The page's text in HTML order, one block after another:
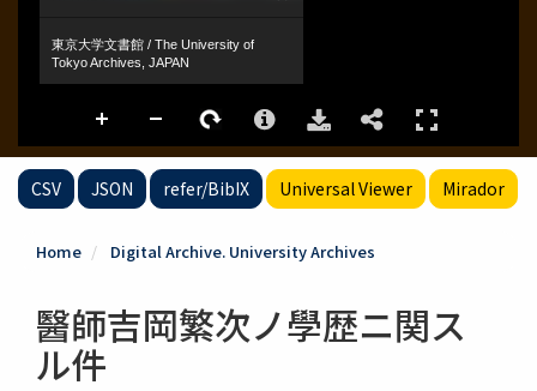
CSV JSON refer/BibIX Universal Viewer Mirador
Home Digital Archive. University Archives
醫師吉岡繁次ノ學歴ニ関ス
ル件